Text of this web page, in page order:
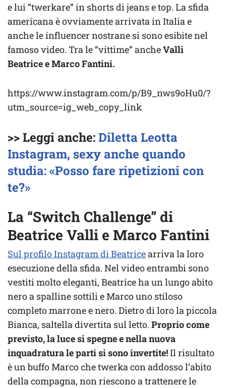
e lui “twerkare” in shorts di jeans e top. La sfida
americana è ovviamente arrivata in Italia e
anche le influencer nostrane si sono esibite nel
famoso video. Tra le “vittime” ancheValli
Beatrice e Marco Fantini.
https://www.instagram.com/p/B9_nws9oHu0/?
utm_source=ig_web_copy_link
>> Leggi anche:Diletta Leotta
Instagram, sexy anche quando
studia: «Posso fare ripetizioni con
te?»
La “Switch Challenge” di
Beatrice Valli e Marco Fantini
Sul profilo Instagram di Beatricearriva la loro
esecuzione della sfida. Nel video entrambi sono
vestiti molto eleganti, Beatrice ha un lungo abito
nero a spalline sottili e Marco uno stiloso
completo marrone e nero. Dietro di loro la piccola
Bianca, saltella divertita sul letto. Proprio come
previsto, la luce si spegne e nella nuova
inquadratura le parti si sono invertite!Il risultato
è un buffo Marco che twerka con addosso l’abito
della compagna, non riescono a trattenere le